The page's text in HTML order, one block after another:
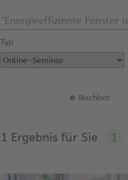
Typ
Buchbar
1 Ergebnis für Sie 1